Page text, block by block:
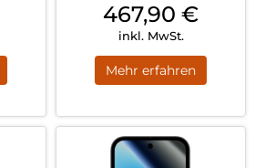
467,90 €
inkl. MwSt.
Mehr erfahren